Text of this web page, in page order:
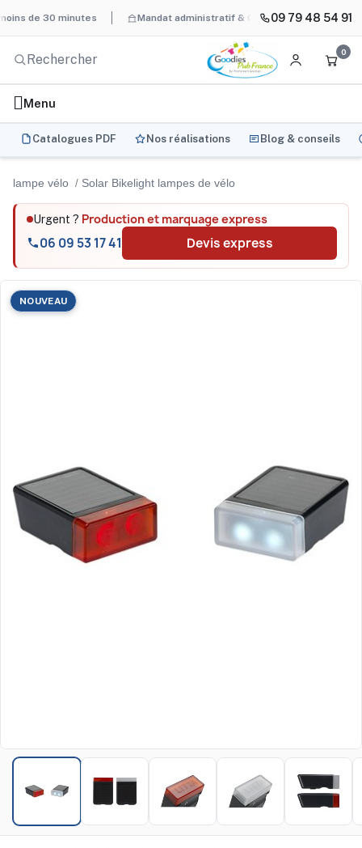
30 minutes Mandat administratif & Chorus Pro BAT
09 79 48 54 91
0
Menu
Catalogues PDF Nos réalisations Blog & conseils
lampe vélo Solar Bikelight lampes de vélo
Urgent ? Production et marquage express
06 09 53 17 41 Devis express
NOUVEAU